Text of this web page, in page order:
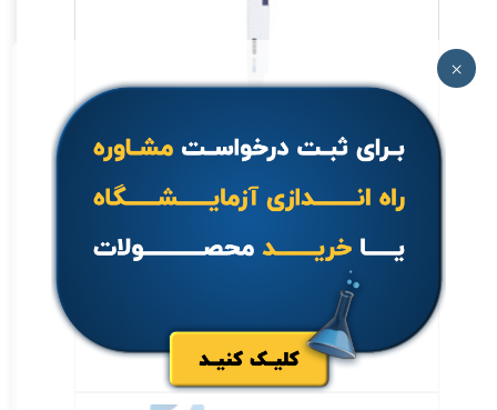
سمپلر مدل MicroPette plus Multi
Channel
جهت خرید تماس بگیرید.
مشاهده سریع
×